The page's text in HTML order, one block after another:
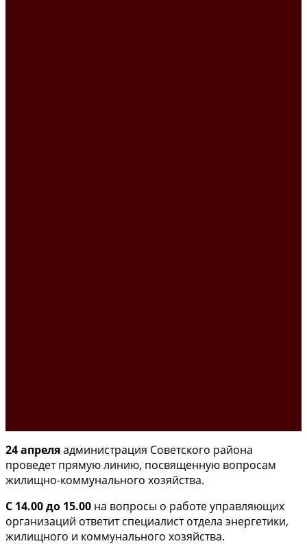
24 апреляадминистрация Советского района
проведет прямую линию, посвященную вопросам
жилищно-коммунального хозяйства.
С 14.00 до 15.00 на вопросы о работе управляющих
организаций ответит специалист отдела энергетики,
жилищного и коммунального хозяйства.